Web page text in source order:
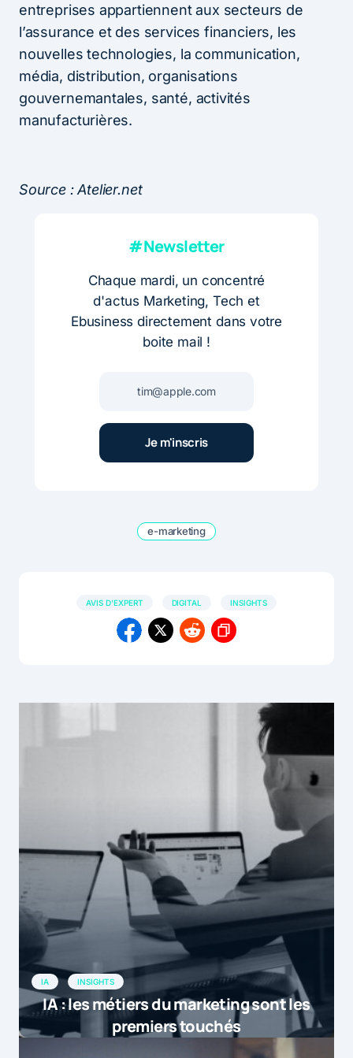
entreprises appartiennent aux secteurs de
l’assurance et des services financiers, les
nouvelles technologies, la communication,
média, distribution, organisations
gouvernemantales, santé, activités
manufacturières.
Source : Atelier.net
#Newsletter
Chaque mardi, un concentré
d'actus Marketing, Tech et
Ebusiness directement dans votre
boite mail !
e-marketing
AVIS D'EXPERT DIGITAL INSIGHTS
IA INSIGHTS
IA : les métiers du marketing sont les
premiers touchés